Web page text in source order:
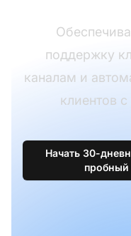
поддержку
каналам и
клиентов
Начать 30-
пробный